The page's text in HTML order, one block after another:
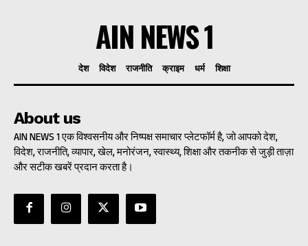
AIN NEWS 1
देश विदेश राजनीति क्राइम धर्म शिक्षा
About us
AIN NEWS 1 एक विश्वसनीय और निष्पक्ष समाचार प्लेटफॉर्म है, जो आपको देश,
विदेश, राजनीति, व्यापार, खेल, मनोरंजन, स्वास्थ्य, शिक्षा और तकनीक से जुड़ी ताज़ा
और सटीक खबरें प्रदान करता है।